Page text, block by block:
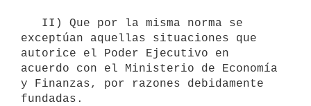
exceptúan aquellas situaciones que
autorice el Poder Ejecutivo en
acuerdo con el Ministerio de Economía
y Finanzas, por razones debidamente
fundadas.